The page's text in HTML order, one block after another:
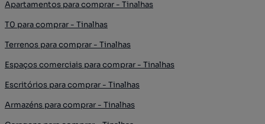
Apartamentos para comprar - Tinalhas
T0 para comprar - Tinalhas
Terrenos para comprar - Tinalhas
Espaços comerciais para comprar - Tinalhas
Escritórios para comprar - Tinalhas
Armazéns para comprar - Tinalhas